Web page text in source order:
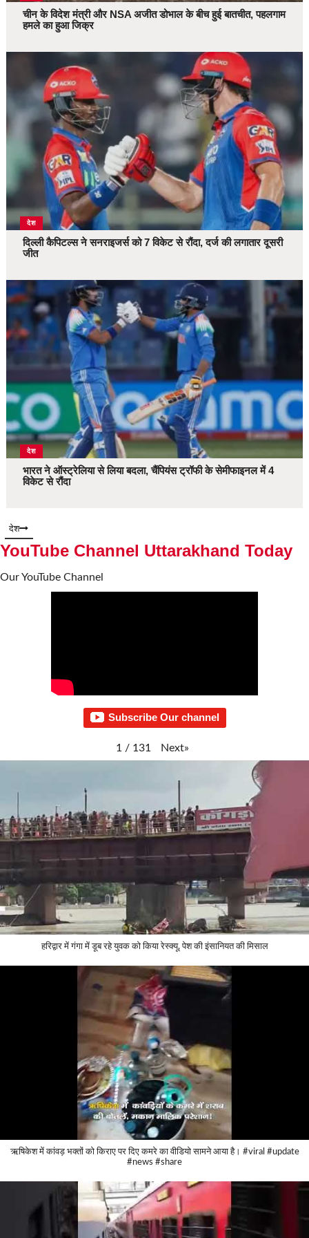
चीन के विदेश मंत्री और NSA अजीत डोभाल के बीच हुई बातचीत, पहलगाम
हमले का हुआ जिक्र
देश
दिल्ली कैपिटल्स ने सनराइजर्स को 7 विकेट से रौंदा, दर्ज की लगातार दूसरी
जीत
देश
भारत ने ऑस्ट्रेलिया से लिया बदला, चैंपियंस ट्रॉफी के सेमीफाइनल में 4
विकेट से रौंदा
देश
YouTube Channel Uttarakhand Today
Our YouTube Channel
Subscribe Our channel
1 / 131 Next»
हरिद्वार में गंगा में डूब रहे युवक को किया रेस्क्यू, पेश की इंसानियत की मिसाल
ऋषिकेश में कांवड़ भक्तों को किराए पर दिए कमरे का वीडियो सामने आया है। #viral #update
#news #share